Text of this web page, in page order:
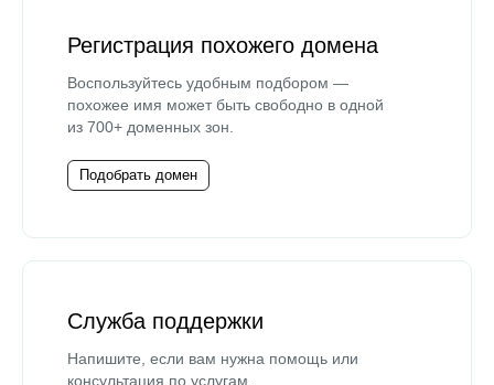
Регистрация похожего домена
Воспользуйтесь удобным подбором —
похожее имя может быть свободно в одной
из 700+ доменных зон.
Подобрать домен
Служба поддержки
Напишите, если вам нужна помощь или
консультация по услугам.